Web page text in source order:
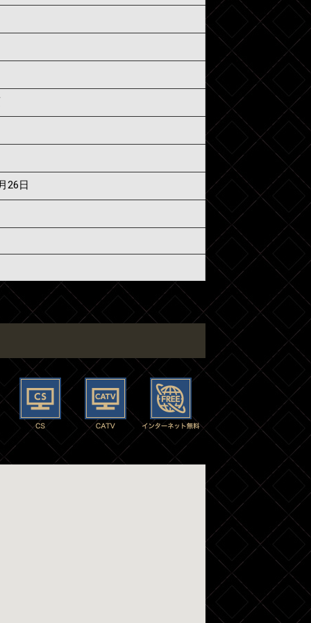
26日